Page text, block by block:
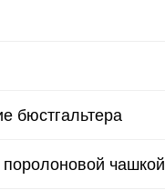
бюстгальтера
поролоновой чашкой